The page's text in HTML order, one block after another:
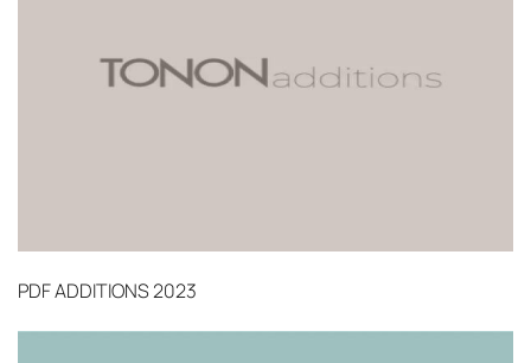
PDFADDITIONS 2023